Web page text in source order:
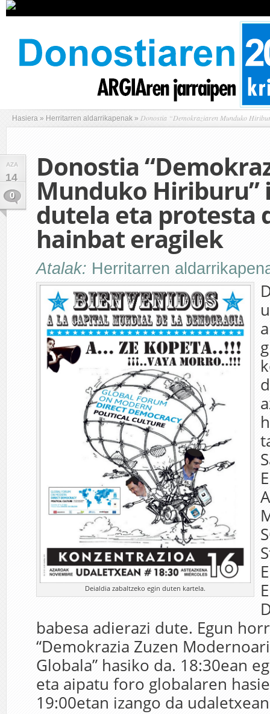
Hasiera » Herritarren aldarrikapenak » Donostia “Demokraziaren Munduko
AZA
14
0
Donostia
Munduko Hiriburu”
dutela eta protesta
hainbat eragilek
Atalak: Herritarren
Deialdia zabaltzeko egin duten kartela.
babesa adierazi dute. Egun
“Demokrazia Zuzen
Globala” hasiko da. 18:30ean
eta aipatu foro globalaren
19:00etan izango da